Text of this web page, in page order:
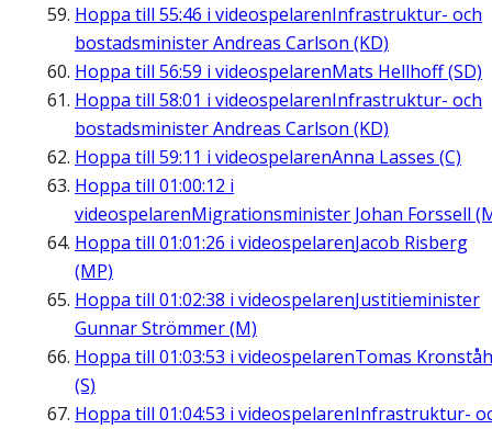
Hoppa till 55:46 i videospelarenInfrastruktur- och
bostadsminister Andreas Carlson (KD)
Hoppa till 56:59 i videospelarenMats Hellhoff (SD)
Hoppa till 58:01 i videospelarenInfrastruktur- och
bostadsminister Andreas Carlson (KD)
Hoppa till 59:11 i videospelarenAnna Lasses (C)
Hoppa till 01:00:12 i
videospelarenMigrationsminister Johan Forssell
Hoppa till 01:01:26 i videospelarenJacob Risberg
(MP)
Hoppa till 01:02:38 i videospelarenJustitieminister
Gunnar Strömmer (M)
Hoppa till 01:03:53 i videospelarenTomas
(S)
Hoppa till 01:04:53 i videospelarenInfrastruktur-